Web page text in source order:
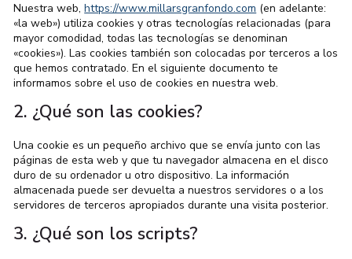
Nuestra web,https://www.millarsgranfondo.com (en adelante:
«la web») utiliza cookies y otras tecnologías relacionadas (para
mayor comodidad, todas las tecnologías se denominan
«cookies»). Las cookies también son colocadas por terceros a los
que hemos contratado. En el siguiente documento te
informamos sobre el uso de cookies en nuestra web.
2. ¿Qué son las cookies?
Una cookie es un pequeño archivo que se envía junto con las
páginas de esta web y que tu navegador almacena en el disco
duro de su ordenador u otro dispositivo. La información
almacenada puede ser devuelta a nuestros servidores o a los
servidores de terceros apropiados durante una visita posterior.
3. ¿Qué son los scripts?